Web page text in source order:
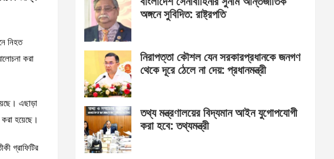
নিহত
করা
এছাড়া
করা হয়েছে।
গ্রাফিটির
অঙ্গনে সুবিদিত: রাষ্ট্রপতি
নিরাপত্তা কৌশল যেন সরকারপ্রধানকে জনগণ
থেকে দূরে ঠেলে না দেয়: প্রধানমন্ত্রী
তথ্য মন্ত্রণালয়ের বিদ্যমান আইন যুগোপযোগী
করা হবে: তথ্যমন্ত্রী